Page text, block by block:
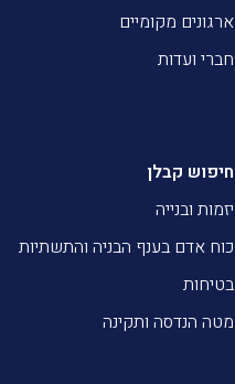
ארגונים מקומיים
חברי ועדות
חיפוש קבלן
יזמות ובנייה
כוח אדם בענף הבניה והתשתיות
בטיחות
מטה הנדסה ותקינה